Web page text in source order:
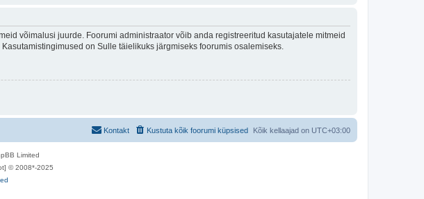
võimalusi juurde. Foorumi administraator võib anda registreeritud kasutajatele mitmeid
on Sulle täielikuks järgmiseks foorumis osalemiseks.
Kõik kellaajad on UTC+03:00
Kustuta kõik foorumi küpsised
Kontakt
Limited
© 2008*-2025